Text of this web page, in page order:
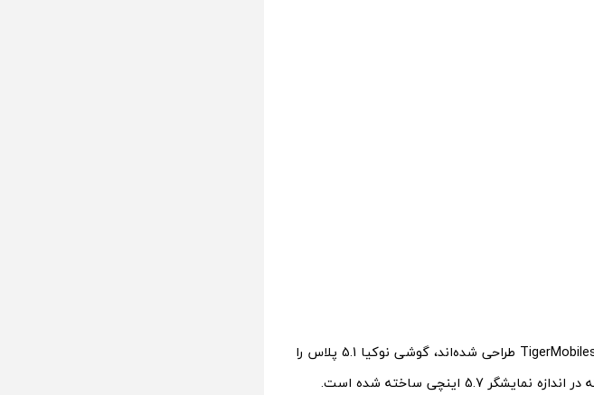
رندرهای CAD که در نتیجه‌ی کار گروهی OnLeaks و TigerMobiles طراحی شده‌اند، گوشی نوکیا 5.1 پلاس را